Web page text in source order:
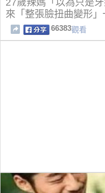
27歲辣媽「以為只是
來「整張臉扭曲變形
66383觀看